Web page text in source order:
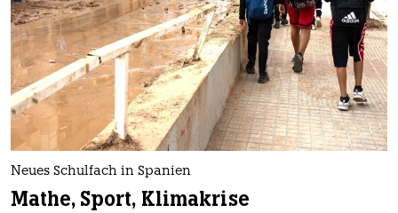
Neues Schulfach in Spanien
Mathe, Sport, Klimakrise